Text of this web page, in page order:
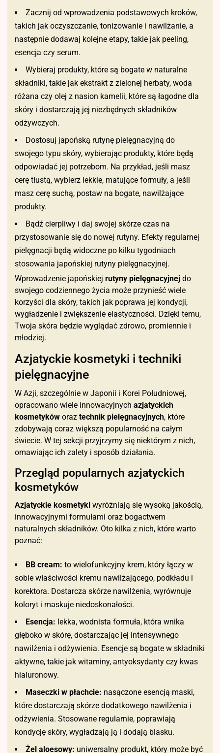
Zacznij od wprowadzenia podstawowych kroków,
takich jak oczyszczanie, tonizowanie i nawilżanie, a
następnie dodawaj kolejne etapy, takie jak peeling,
esencja czy serum.
Wybieraj produkty, które są bogate w naturalne
składniki, takie jak ekstrakt z zielonej herbaty, woda
różana czy olej z nasion kamelii, które są łagodne dla
skóry i dostarczają jej niezbędnych składników
odżywczych.
Dostosuj japońską rutynę pielęgnacyjną do
swojego typu skóry, wybierając produkty, które będą
odpowiadać jej potrzebom. Na przykład, jeśli masz
cerę tłustą, wybierz lekkie, matujące formuły, a jeśli
masz cerę suchą, postaw na bogate, nawilżające
produkty.
Bądź cierpliwy i daj swojej skórze czas na
przystosowanie się do nowej rutyny. Efekty regularnej
pielęgnacji będą widoczne po kilku tygodniach
stosowania japońskiej rutyny pielęgnacyjnej.
Wprowadzenie japońskiej rutyny pielęgnacyjnej do
swojego codziennego życia może przynieść wiele
korzyści dla skóry, takich jak poprawa jej kondycji,
wygładzenie i zwiększenie elastyczności. Dzięki temu,
Twoja skóra będzie wyglądać zdrowo, promiennie i
młodziej.
Azjatyckie kosmetyki i techniki
pielęgnacyjne
W Azji, szczególnie w Japonii i Korei Południowej,
opracowano wiele innowacyjnych azjatyckich
kosmetyków oraz technik pielęgnacyjnych, które
zdobywają coraz większą popularność na całym
świecie. W tej sekcji przyjrzymy się niektórym z nich,
omawiając ich zalety i sposób działania.
Przegląd popularnych azjatyckich
kosmetyków
Azjatyckie kosmetyki wyróżniają się wysoką jakością,
innowacyjnymi formułami oraz bogactwem
naturalnych składników. Oto kilka z nich, które warto
poznać:
BB cream: to wielofunkcyjny krem, który łączy w
sobie właściwości kremu nawilżającego, podkładu i
korektora. Dostarcza skórze nawilżenia, wyrównuje
koloryt i maskuje niedoskonałości.
Esencja: lekka, wodnista formuła, która wnika
głęboko w skórę, dostarczając jej intensywnego
nawilżenia i odżywienia. Esencje są bogate w składniki
aktywne, takie jak witaminy, antyoksydanty czy kwas
hialuronowy.
Maseczki w płachcie: nasączone esencją maski,
które dostarczają skórze dodatkowego nawilżenia i
odżywienia. Stosowane regularnie, poprawiają
kondycję skóry, wygładzają ją i dodają blasku.
Żel aloesowy: uniwersalny produkt, który może być